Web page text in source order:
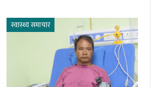
स्वास्थ्य समाचार